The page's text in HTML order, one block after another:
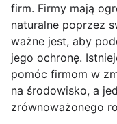
firm. Firmy mają
naturalne poprzez
ważne jest, aby
jego ochronę.
pomóc firmom w
na środowisko, a
zrównoważonego